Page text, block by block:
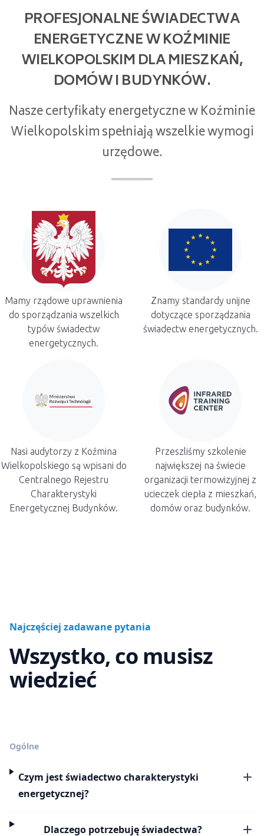
PROFESJONALNE ŚWIADECTWA
ENERGETYCZNE W KOŹMINIE
WIELKOPOLSKIM DLA MIESZKAŃ,
DOMÓW I BUDYNKÓW.
Nasze certyfikaty energetyczne w Koźminie
Wielkopolskim spełniają wszelkie wymogi
urzędowe.
Mamy rządowe uprawnienia
do sporządzania wszelkich
typów świadectw
energetycznych.
Znamy standardy unijne
dotyczące sporządzania
świadectw energetycznych.
Nasi audytorzy z Koźmina
Wielkopolskiego są wpisani do
Centralnego Rejestru
Charakterystyki
Energetycznej Budynków.
Przeszliśmy szkolenie
największej na świecie
organizacji termowizyjnej z
ucieczek ciepła z mieszkań,
domów oraz budynków.
Najczęściej zadawane pytania
Wszystko, co musisz
wiedzieć
Ogólne
Czym jest świadectwo charakterystyki
energetycznej?
Dlaczego potrzebuję świadectwa?